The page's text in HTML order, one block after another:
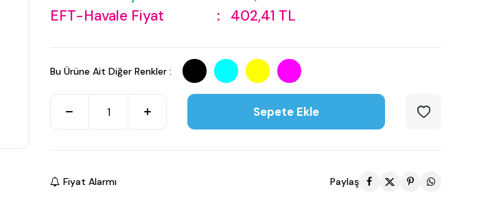
EFT-Havale Fiyat
: 402,41 TL
Bu Ürüne Ait Diğer Renkler :
Sepete Ekle
Fiyat Alarmı Paylaş